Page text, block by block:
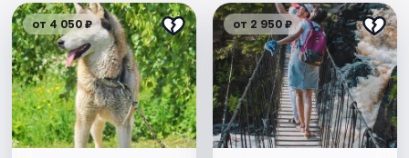
от 4 050 ₽ от 2 950 ₽